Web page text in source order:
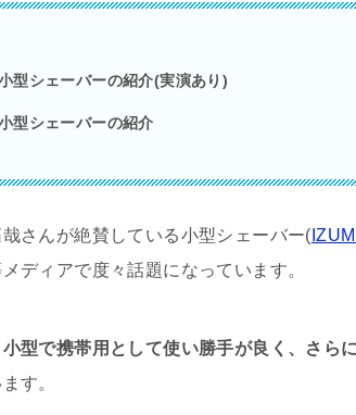
型シェーバーの紹介(実演あり)
型シェーバーの紹介
さんが絶賛している小型シェーバー(
ディアで度々話題になっています。
小型で携帯用として使い勝手が良く、さら
す。